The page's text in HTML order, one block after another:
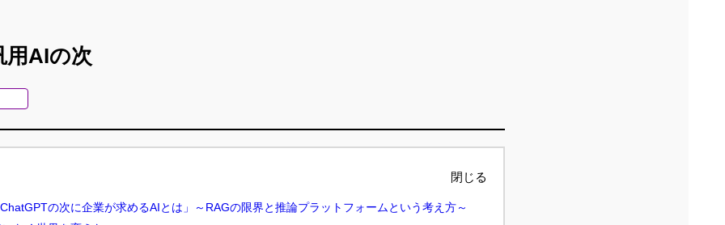
用AIの次
閉じる
の次に企業が求めるAIとは」～RAGの限界と推論プラットフォームという考え方～